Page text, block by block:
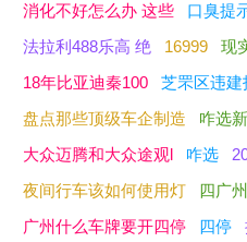
消化不好怎么办 这些
口臭提
法拉利488乐高 绝
16999
现
18年比亚迪秦100
芝罘区违建
盘点那些顶级车企制造
咋选
大众迈腾和大众途观l
咋选
夜间行车该如何使用灯
四广
广州什么车牌要开四停
四停